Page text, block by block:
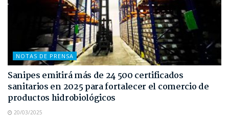
NOTAS DE PRENSA
Sanipes emitirá más de 24 500 certificados
sanitarios en 2025 para fortalecer el comercio de
productos hidrobiológicos
20/03/2025